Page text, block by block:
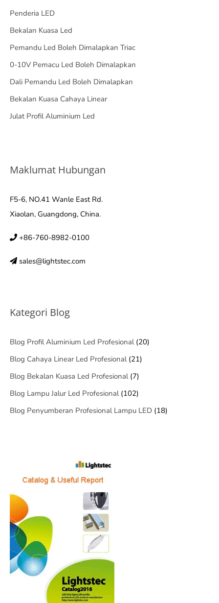
Penderia LED
Bekalan Kuasa Led
Pemandu Led Boleh Dimalapkan Triac
0-10V Pemacu Led Boleh Dimalapkan
Dali Pemandu Led Boleh Dimalapkan
Bekalan Kuasa Cahaya Linear
Julat Profil Aluminium Led
Maklumat Hubungan
F5-6, NO.41 Wanle East Rd.
Xiaolan, Guangdong, China.
+86-760-8982-0100
sales@lightstec.com
Kategori Blog
Blog Profil Aluminium Led Profesional(20)
Blog Cahaya Linear Led Profesional(21)
Blog Bekalan Kuasa Led Profesional(7)
Blog Lampu Jalur Led Profesional(102)
Blog Penyumberan Profesional Lampu LED (18)